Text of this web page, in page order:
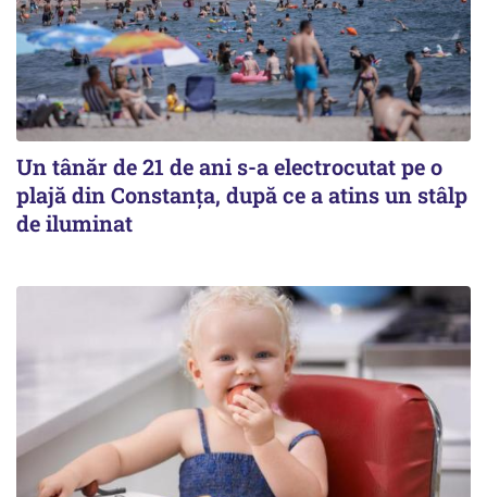
Un tânăr de 21 de ani s-a electrocutat pe o
plajă din Constanța, după ce a atins un stâlp
de iluminat